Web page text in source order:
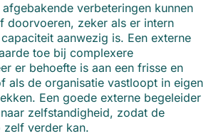
verbeteringen kunnen
doorvoeren, zeker als er intern
aanwezig is. Een externe
toe bij complexere
er behoefte is aan een frisse en
als de organisatie vastloopt in eigen
Een goede externe begeleider
zelfstandigheid, zodat de
zelf verder kan.